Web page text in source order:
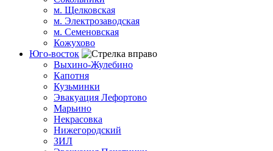
м. Щелковская
м. Электрозаводская
м. Семеновская
Кожухово
Юго-восток
Выхино-Жулебино
Капотня
Кузьминки
Эвакуация Лефортово
Марьино
Некрасовка
Нижегородский
ЗИЛ